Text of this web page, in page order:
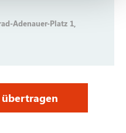
Adenauer-Platz 1,